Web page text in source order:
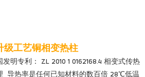
级工艺铜相变热柱
发明专利： ZL 2010 1 0162168.4 相变式传热
导热率是任何已知材料的数百倍 28℃低温